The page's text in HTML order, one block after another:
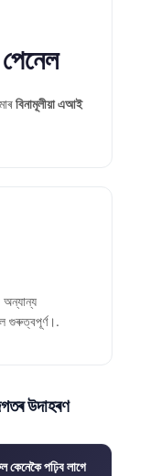
বিনামূলীয়া এআই
গুৰুত্বপূৰ্ণ।.
উদাহৰণ
কেনেকৈ পঢ়িব লাগে